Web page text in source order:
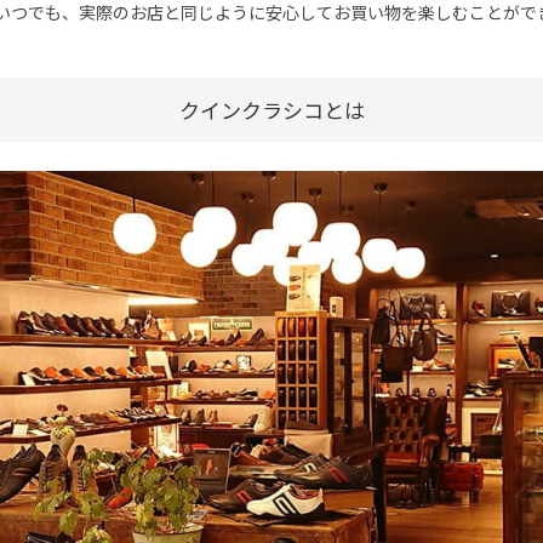
つでも、実際のお店と同じように安心してお買い物を楽しむことがで
クインクラシコとは